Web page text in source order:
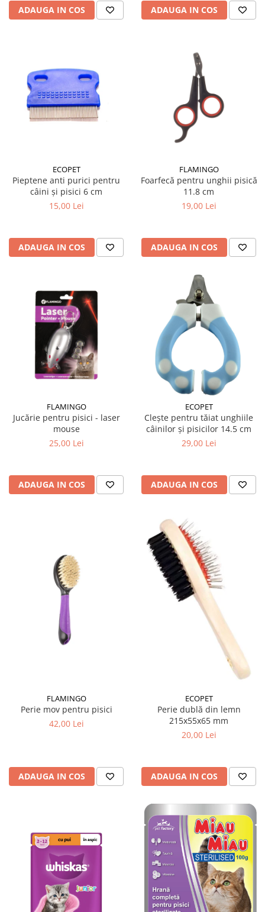
ADAUGA IN COS ADAUGA IN COS
ECOPET
Pieptene anti purici pentru
câini și pisici 6 cm
15,00 Lei
ADAUGA IN COS
FLAMINGO
Foarfecă pentru unghii pisică
11.8 cm
19,00 Lei
ADAUGA IN COS
FLAMINGO
Jucărie pentru pisici - laser
mouse
25,00 Lei
ADAUGA IN COS
ECOPET
Clește pentru tăiat unghiile
câinilor și pisicilor 14.5 cm
29,00 Lei
ADAUGA IN COS
FLAMINGO
Perie mov pentru pisici
42,00 Lei
ADAUGA IN COS
ECOPET
Perie dublă din lemn
215x55x65 mm
20,00 Lei
ADAUGA IN COS